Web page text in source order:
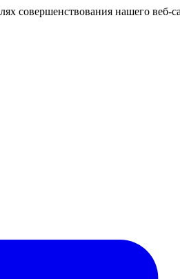
совершенствования нашего веб-